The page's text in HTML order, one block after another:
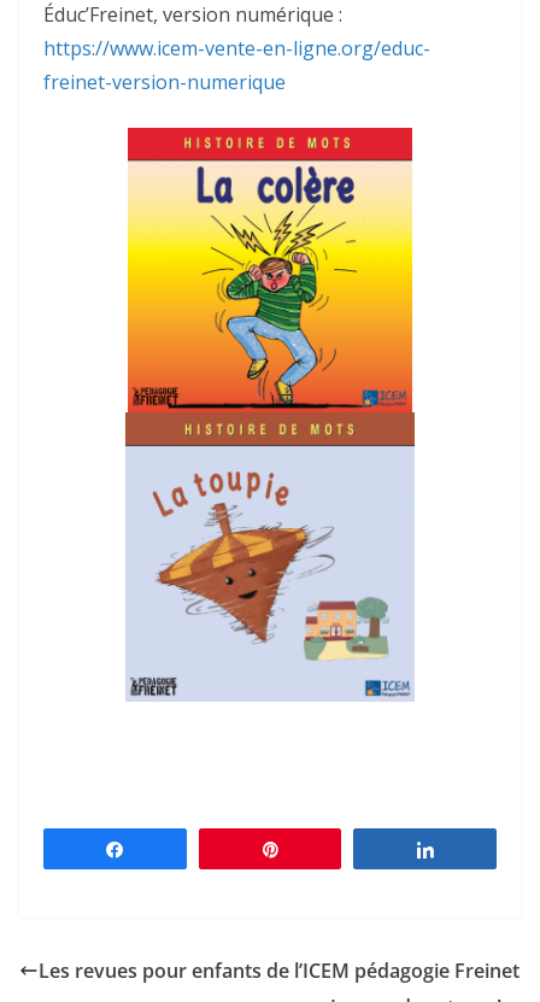
Éduc’Freinet, version numérique :
https://www.icem-vente-en-ligne.org/educ-
freinet-version-numerique
Les revues pour enfants de l’ICEM pédagogie Freinet